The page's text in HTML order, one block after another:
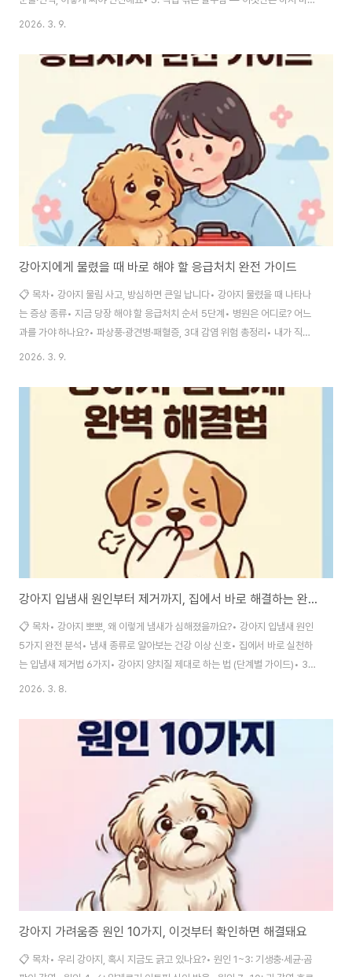
요• 6. 언제 병원에 가야 할까? 위험 신호 총정리• 7. 자주 묻는 질문 FAQ 30
에서 심장이 내려앉는 기분이거든요. "그냥 피곤한 건가?", "병원을 가야 하
는 분들이 정말 많더라고요.저는 말티푸 두 마리를 10년째 키우면서 결막염을
포함한 각종 눈 질환을 여러 번 경험해봤어요. 덕분에 어떤 게 응급이..
2026. 3. 9.
강아지에게 물렸을 때 바로 해야 할 응급처치 완전 가이드
📋 목차• 강아지 물림 사고, 방심하면 큰일 납니다• 강아지 물렸을 때 나타나
는 증상 종류• 지금 당장 해야 할 응급처치 순서 5단계• 병원은 어디로? 어느
과를 가야 하나요?• 파상풍·광견병·패혈증, 3대 감염 위험 총정리• 내가 직접
겪은 실패담 – 이렇게 하면 안 돼요• 상처 심각도별 대처법 비교표• 다시는 물
림 사고, 방심하면 큰일 납니다우리 집 강아지는 절대 안 문다고 생각하셨나요?
저도 그랬거든요. 그런데 현실은 다릅니다. 국내 연간 강아지 물림 사고는 수만
건에 달하며, 그 중 상당수가 '내가 아는 개'에게 물리는 경우예요. 산책 중 갑작
2026. 3. 9.
강아지 입냄새 원인부터 제거까지, 집에서 바로 해결하는 완벽 구강관리 실전법
📋 목차• 강아지 뽀뽀, 왜 이렇게 냄새가 심해졌을까요?• 강아지 입냄새 원인
5가지 완전 분석• 냄새 종류로 알아보는 건강 이상 신호• 집에서 바로 실천하
는 입냄새 제거법 6가지• 강아지 양치질 제대로 하는 법 (단계별 가이드)• 3년
째 입냄새와 싸운 나의 실패 경험담• 구강케어 제품 비교 (덴탈껌 vs 구강청결
가 심해졌을까요?퇴근하고 돌아오면 어김없이 현관으로 달려오는 우리 강아
지. 반갑다고 얼굴에 혀를 갖다 대는 순간, 코를 찌르는 냄새에 나도 모르게 얼
굴을 피한 적 있으신가요? 처음에는 그냥 밥 냄새겠거니 넘겼는데, 시간이 지날
수록 점점 심해지는 게 느껴진다면 단순히 불쾌한 문제로만 볼 수 없어요.강아
2026. 3. 8.
강아지 가려움증 원인 10가지, 이것부터 확인하면 해결돼요
📋 목차• 우리 강아지, 혹시 지금도 긁고 있나요?• 원인 1~3: 기생충·세균·곰